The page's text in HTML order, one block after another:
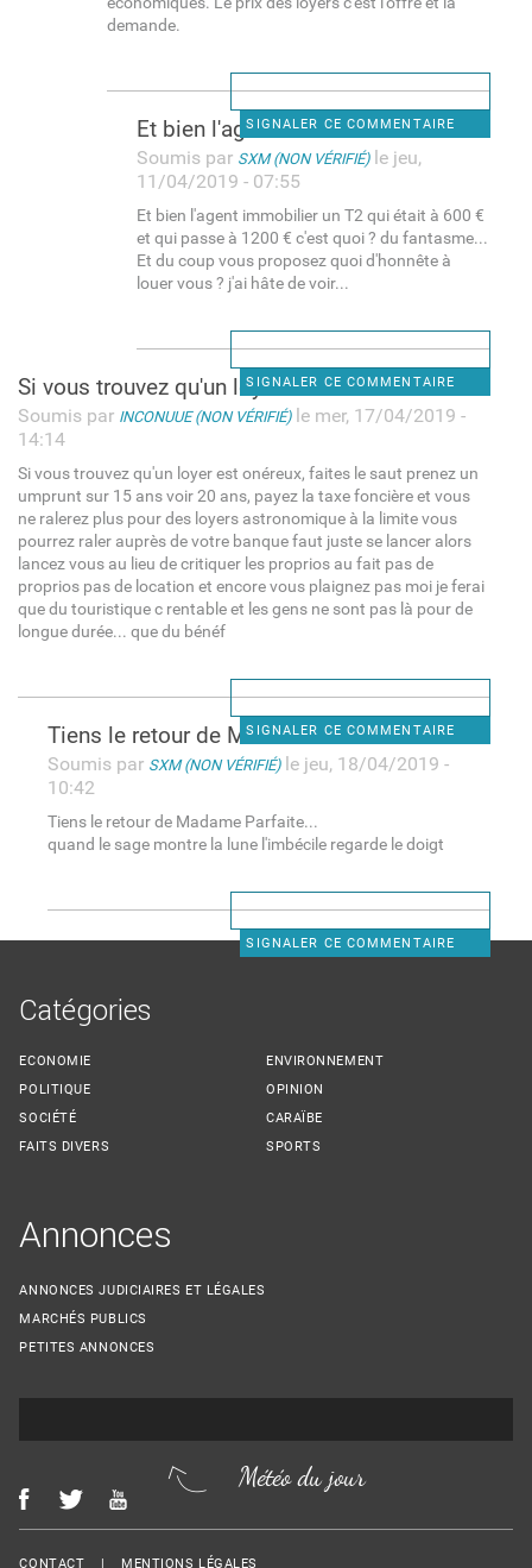
demande.
SIGNALER CE COMMENTAIRE
Et bien l'agent immobilier un
Soumis par SXM (NON VÉRIFIÉ)le jeu,
11/04/2019 - 07:55
Et bien l'agent immobilier un T2 qui était à 600 €
et qui passe à 1200 € c'est quoi ? du fantasme...
Et du coup vous proposez quoi d'honnête à
louer vous ? j'ai hâte de voir...
SIGNALER CE COMMENTAIRE
Si vous trouvez qu'un loyer
Soumis par INCONUUE (NON VÉRIFIÉ)le mer, 17/04/2019 -
14:14
Si vous trouvez qu'un loyer est onéreux, faites le saut prenez un
umprunt sur 15 ans voir 20 ans, payez la taxe foncière et vous
ne ralerez plus pour des loyers astronomique à la limite vous
pourrez raler auprès de votre banque faut juste se lancer alors
lancez vous au lieu de critiquer les proprios au fait pas de
proprios pas de location et encore vous plaignez pas moi je ferai
que du touristique c rentable et les gens ne sont pas là pour de
longue durée... que du bénéf
SIGNALER CE COMMENTAIRE
Tiens le retour de Madame
Soumis par SXM (NON VÉRIFIÉ)le jeu, 18/04/2019 -
10:42
Tiens le retour de Madame Parfaite...
quand le sage montre la lune l'imbécile regarde le doigt
SIGNALER CE COMMENTAIRE
Catégories
ECONOMIE
POLITIQUE
SOCIÉTÉ
FAITS DIVERS
ENVIRONNEMENT
OPINION
CARAÏBE
SPORTS
Annonces
ANNONCES JUDICIAIRES ET LÉGALES
MARCHÉS PUBLICS
PETITES ANNONCES
Météo du jour
CONTACT MENTIONS LÉGALES